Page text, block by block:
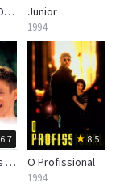
A Morte e a Donzela Junior
1994
6.7
A Árvore dos Sonhos
8.5
O Profissional
1994